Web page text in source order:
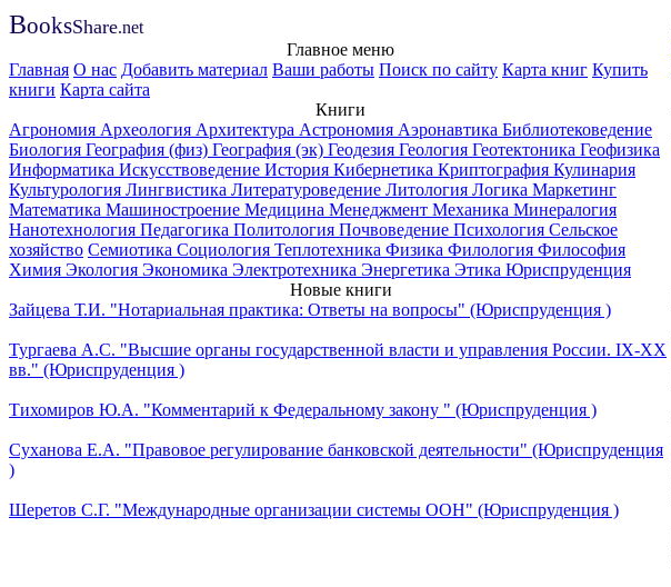
BooksShare.net
Главное меню
Главная О нас Добавить материал Ваши работы Поиск по сайту Карта книг Купить
книги Карта сайта
Книги
Агрономия Археология Архитектура Астрономия Аэронавтика Библиотековедение
Биология География (физ) География (эк) Геодезия Геология Геотектоника Геофизика
Информатика Искусствоведение История Кибернетика Криптография Кулинария
Культурология Лингвистика Литературоведение Литология Логика Маркетинг
Математика Машиностроение Медицина Менеджмент Механика Минералогия
Нанотехнология Педагогика Политология Почвоведение Психология Сельское
хозяйство Семиотика Социология Теплотехника Физика Филология Философия
Химия Экология Экономика Электротехника Энергетика Этика Юриспруденция
Новые книги
Зайцева Т.И. "Нотариальная практика: Ответы на вопросы" (Юриспруденция )
Тургаева А.С. "Высшие органы государственной власти и управления России. IХ-ХХ
вв." (Юриспруденция )
Тихомиров Ю.А. "Комментарий к Федеральному закону " (Юриспруденция )
Суханова Е.А. "Правовое регулирование банковской деятельности" (Юриспруденция
)
Шеретов С.Г. "Международные организации системы ООН" (Юриспруденция )